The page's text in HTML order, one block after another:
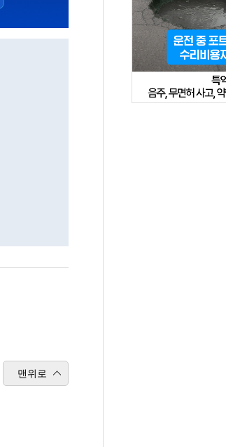
맨위로